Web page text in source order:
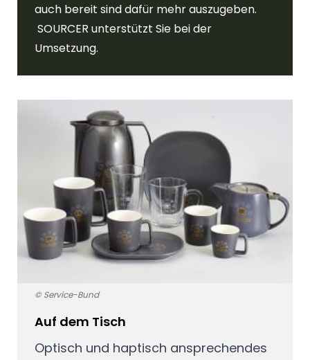
auch bereit sind dafür mehr auszugeben.
SOURCER unterstützt Sie bei der
Umsetzung.
© Service-Bund
Auf dem Tisch
Optisch und haptisch ansprechendes